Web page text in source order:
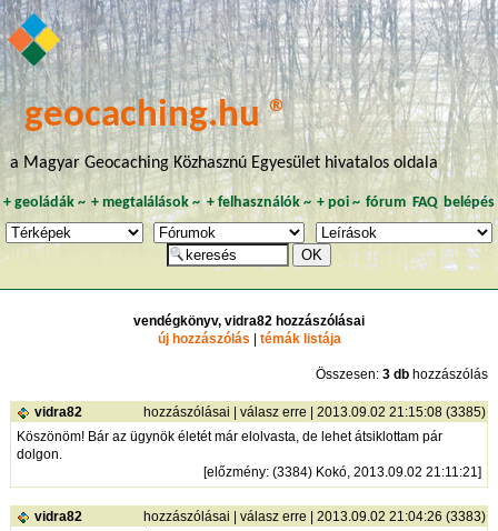
geocaching.hu ®
a Magyar Geocaching Közhasznú Egyesület hivatalos oldala
+ geoládák~ +megtalálások~ + felhasználók~ + poi~ fórum FAQ belépés
vendégkönyv, vidra82 hozzászólásai
új hozzászólás
témák listája
Összesen:3 db hozzászólás
vidra82 hozzászólásai |válasz erre | 2013.09.02 21:15:08 (3385)
Köszönöm! Bár az ügynök életét már elolvasta, de lehet átsiklottam pár
dolgon.
[előzmény: (3384) Kokó, 2013.09.02 21:11:21]
vidra82 hozzászólásai |válasz erre | 2013.09.02 21:04:26 (3383)